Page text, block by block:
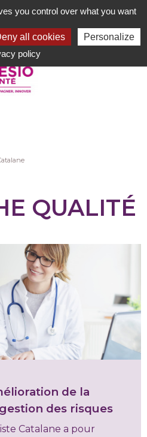
QUALITÉ
de la
des risques
Catalane a pour
you control over what you want
all cookies
Personalize
policy